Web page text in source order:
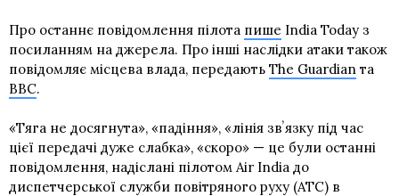
Про останнє повідомлення пілота пише India Today з
посиланням на джерела. Про інші наслідки атаки також
повідомляє місцева влада, передають The Guardian та
BBC.
«Тяга не досягнута», «падіння», «лінія звʼязку під час
цієї передачі дуже слабка», «скоро» — це були останні
повідомлення, надіслані пілотом Air India до
диспетчерської служби повітряного руху (ATC) в